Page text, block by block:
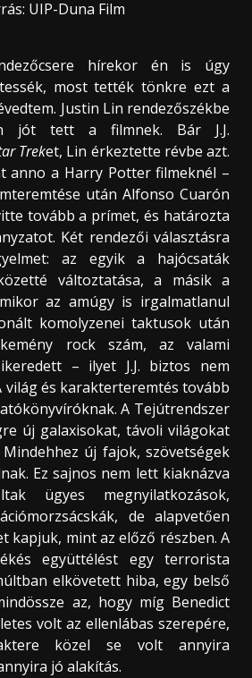
UIP-Duna Film
hírekor én is úgy
most tették tönkre ezt a
Justin Lin rendezőszékbe
jót tett a filmnek. Bár J.J.
Treket, Lin érkeztette révbe azt.
anno a Harry Potter filmeknél –
után Alfonso Cuarón
tovább a prímet, és határozta
Két rendezői választásra
az egyik a hajócsaták
változtatása, a másik a
az amúgy is irgalmatlanul
komolyzenei taktusok után
rock szám, az valami
– ilyet J.J. biztos nem
világ és karakterteremtés tovább
A Tejútrendszer
új galaxisokat, távoli világokat
új fajok, szövetségek
Ez sajnos nem lett kiaknázva
ügyes megnyilatkozások,
de alapvetően
kapjuk, mint az előző részben. A
együttélést egy terrorista
elkövetett hiba, egy belső
az, hogy míg Benedict
volt az ellenlábas szerepére,
közel se volt annyira
jó alakítás.